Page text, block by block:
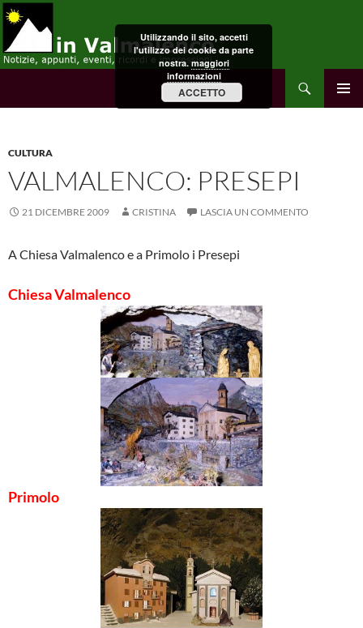
Vai
contenuto
CULTURA
VALMALENCO: PRESEPI
21 DICEMBRE 2009 CRISTINA LASCIA UN COMMENTO
A Chiesa Valmalenco e a Primolo i Presepi
Chiesa Valmalenco
Primolo
Utilizzando il sito, accetti
l'utilizzo dei cookie da parte
nostra.maggiori
informazioni
ACCETTO